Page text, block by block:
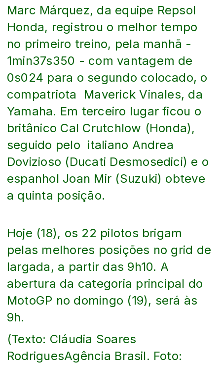
Marc Márquez, da equipe Repsol
Honda, registrou o melhor tempo
no primeiro treino, pela manhã -
1min37s350 - com vantagem de
0s024 para o segundo colocado, o
compatriota Maverick Vinales, da
Yamaha. Em terceiro lugar ficou o
britânico Cal Crutchlow (Honda),
seguido pelo italiano Andrea
Dovizioso (Ducati Desmosedici) e o
espanhol Joan Mir (Suzuki) obteve
a quinta posição.
Hoje (18), os 22 pilotos brigam
pelas melhores posições no grid de
largada, a partir das 9h10. A
abertura da categoria principal do
MotoGP no domingo (19), será às
9h.
(Texto: Cláudia Soares
RodriguesAgência Brasil. Foto: